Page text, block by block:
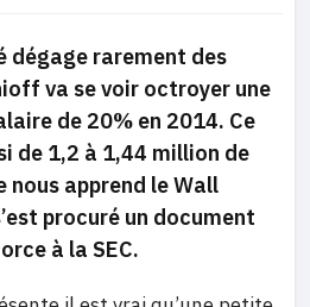
dégage rarement des
va se voir octroyer une
de 20% en 2014. Ce
de 1,2 à 1,44 million de
nous apprend le Wall
procuré un document
à la SEC.